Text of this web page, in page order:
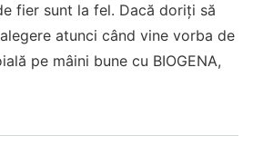
fier sunt la fel. Dacă doriți să
atunci când vine vorba de
pe mâini bune cu BIOGENA,